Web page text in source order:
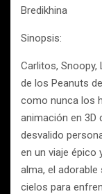
Bredikhina
Sinopsis:
Carlitos, Snoopy,
de los Peanuts
como nunca los
animación en 3D
desvalido
en un viaje épico
alma, el
cielos para